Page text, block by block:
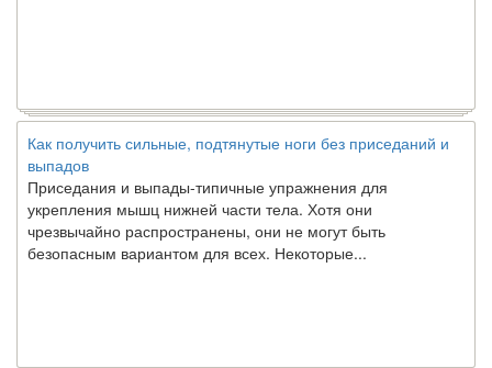
Как получить сильные, подтянутые ноги без приседаний и
выпадов
Приседания и выпады-типичные упражнения для
укрепления мышц нижней части тела. Хотя они
чрезвычайно распространены, они не могут быть
безопасным вариантом для всех. Некоторые...